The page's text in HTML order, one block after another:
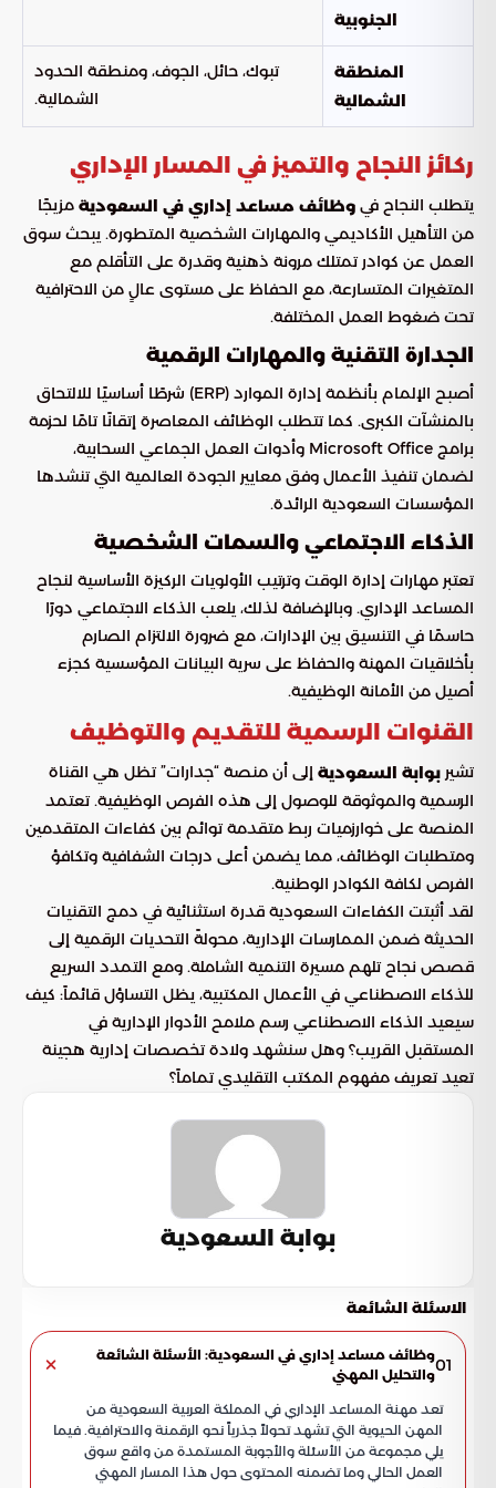
الجنوبية
المنطقة
الشمالية
تبوك، حائل، الجوف، ومنطقة الحدود
الشمالية.
ركائز النجاح والتميز في المسار الإداري
يتطلب النجاح في وظائف مساعد إداري في السعودية مزيجًا
من التأهيل الأكاديمي والمهارات الشخصية المتطورة. يبحث سوق
العمل عن كوادر تمتلك مرونة ذهنية وقدرة على التأقلم مع
المتغيرات المتسارعة، مع الحفاظ على مستوى عالٍ من الاحترافية
تحت ضغوط العمل المختلفة.
الجدارة التقنية والمهارات الرقمية
أصبح الإلمام بأنظمة إدارة الموارد (ERP) شرطًا أساسيًا للالتحاق
بالمنشآت الكبرى. كما تتطلب الوظائف المعاصرة إتقانًا تامًا لحزمة
برامج Microsoft Office وأدوات العمل الجماعي السحابية،
لضمان تنفيذ الأعمال وفق معايير الجودة العالمية التي تنشدها
المؤسسات السعودية الرائدة.
الذكاء الاجتماعي والسمات الشخصية
تعتبر مهارات إدارة الوقت وترتيب الأولويات الركيزة الأساسية لنجاح
المساعد الإداري. وبالإضافة لذلك، يلعب الذكاء الاجتماعي دورًا
حاسمًا في التنسيق بين الإدارات، مع ضرورة الالتزام الصارم
بأخلاقيات المهنة والحفاظ على سرية البيانات المؤسسية كجزء
أصيل من الأمانة الوظيفية.
القنوات الرسمية للتقديم والتوظيف
تشير بوابة السعودية إلى أن منصة “جدارات” تظل هي القناة
الرسمية والموثوقة للوصول إلى هذه الفرص الوظيفية. تعتمد
المنصة على خوارزميات ربط متقدمة توائم بين كفاءات المتقدمين
ومتطلبات الوظائف، مما يضمن أعلى درجات الشفافية وتكافؤ
الفرص لكافة الكوادر الوطنية.
لقد أثبتت الكفاءات السعودية قدرة استثنائية في دمج التقنيات
الحديثة ضمن الممارسات الإدارية، محولةً التحديات الرقمية إلى
قصص نجاح تلهم مسيرة التنمية الشاملة. ومع التمدد السريع
للذكاء الاصطناعي في الأعمال المكتبية، يظل التساؤل قائماً: كيف
سيعيد الذكاء الاصطناعي رسم ملامح الأدوار الإدارية في
المستقبل القريب؟ وهل سنشهد ولادة تخصصات إدارية هجينة
تعيد تعريف مفهوم المكتب التقليدي تماماً؟
بوابة السعودية
الاسئلة الشائعة
01وظائف مساعد إداري في السعودية: الأسئلة الشائعة
والتحليل المهني
تعد مهنة المساعد الإداري في المملكة العربية السعودية من
المهن الحيوية التي تشهد تحولاً جذرياً نحو الرقمنة والاحترافية. فيما
يلي مجموعة من الأسئلة والأجوبة المستمدة من واقع سوق
العمل الحالي وما تضمنه المحتوى حول هذا المسار المهني